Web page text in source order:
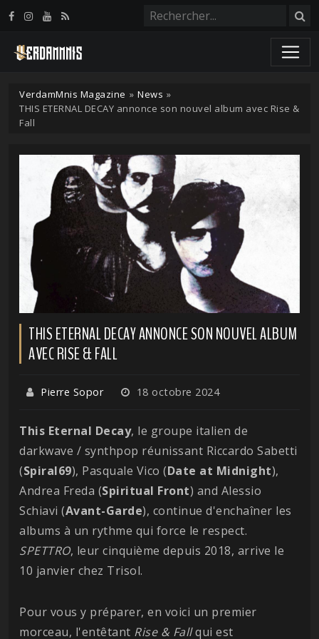
VerdamMnis Magazine » News »
THIS ETERNAL DECAY annonce son nouvel album avec Rise &
Fall
THIS ETERNAL DECAY ANNONCE SON NOUVEL ALBUM
AVEC RISE & FALL
Pierre Sopor 18 octobre 2024
This Eternal Decay, le groupe italien de
darkwave / synthpop réunissant Riccardo Sabetti
(Spiral69), Pasquale Vico (Date at Midnight),
Andrea Freda (Spiritual Front) and Alessio
Schiavi (Avant-Garde), continue d'enchaîner les
albums à un rythme qui force le respect.
SPETTRO, leur cinquième depuis 2018, arrive le
10 janvier chez Trisol.
Pour vous y préparer, en voici un premier
morceau, l'entêtant Rise & Fallqui est
Panneau de gestion des cookies